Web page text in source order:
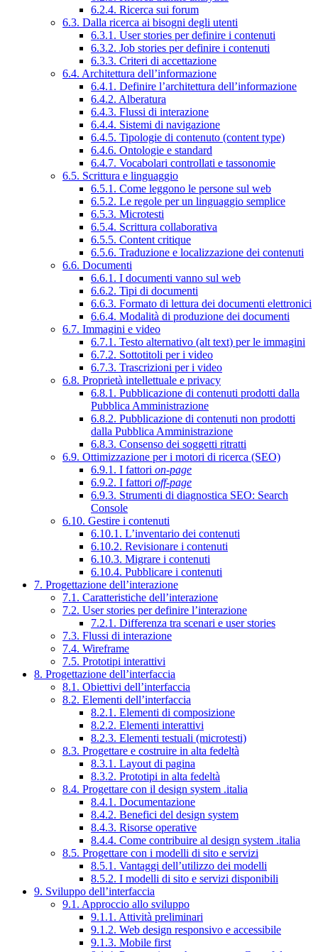
6.2.4. Ricerca sui forum
6.3. Dalla ricerca ai bisogni degli utenti
6.3.1. User stories per definire i contenuti
6.3.2. Job stories per definire i contenuti
6.3.3. Criteri di accettazione
6.4. Architettura dell’informazione
6.4.1. Definire l’architettura dell’informazione
6.4.2. Alberatura
6.4.3. Flussi di interazione
6.4.4. Sistemi di navigazione
6.4.5. Tipologie di contenuto (content type)
6.4.6. Ontologie e standard
6.4.7. Vocabolari controllati e tassonomie
6.5. Scrittura e linguaggio
6.5.1. Come leggono le persone sul web
6.5.2. Le regole per un linguaggio semplice
6.5.3. Microtesti
6.5.4. Scrittura collaborativa
6.5.5. Content critique
6.5.6. Traduzione e localizzazione dei contenuti
6.6. Documenti
6.6.1. I documenti vanno sul web
6.6.2. Tipi di documenti
6.6.3. Formato di lettura dei documenti elettronici
6.6.4. Modalità di produzione dei documenti
6.7. Immagini e video
6.7.1. Testo alternativo (alt text) per le immagini
6.7.2. Sottotitoli per i video
6.7.3. Trascrizioni per i video
6.8. Proprietà intellettuale e privacy
6.8.1. Pubblicazione di contenuti prodotti dalla
Pubblica Amministrazione
6.8.2. Pubblicazione di contenuti non prodotti
dalla Pubblica Amministrazione
6.8.3. Consenso dei soggetti ritratti
6.9. Ottimizzazione per i motori di ricerca (SEO)
6.9.1. I fattori on-page
6.9.2. I fattori off-page
6.9.3. Strumenti di diagnostica SEO: Search
Console
6.10. Gestire i contenuti
6.10.1. L’inventario dei contenuti
6.10.2. Revisionare i contenuti
6.10.3. Migrare i contenuti
6.10.4. Pubblicare i contenuti
7. Progettazione dell’interazione
7.1. Caratteristiche dell’interazione
7.2. User stories per definire l’interazione
7.2.1. Differenza tra scenari e user stories
7.3. Flussi di interazione
7.4. Wireframe
7.5. Prototipi interattivi
8. Progettazione dell’interfaccia
8.1. Obiettivi dell’interfaccia
8.2. Elementi dell’interfaccia
8.2.1. Elementi di composizione
8.2.2. Elementi interattivi
8.2.3. Elementi testuali (microtesti)
8.3. Progettare e costruire in alta fedeltà
8.3.1. Layout di pagina
8.3.2. Prototipi in alta fedeltà
8.4. Progettare con il design system .italia
8.4.1. Documentazione
8.4.2. Benefici del design system
8.4.3. Risorse operative
8.4.4. Come contribuire al design system .italia
8.5. Progettare con i modelli di sito e servizi
8.5.1. Vantaggi dell’utilizzo dei modelli
8.5.2. I modelli di sito e servizi disponibili
9. Sviluppo dell’interfaccia
9.1. Approccio allo sviluppo
9.1.1. Attività preliminari
9.1.2. Web design responsivo e accessibile
9.1.3. Mobile first